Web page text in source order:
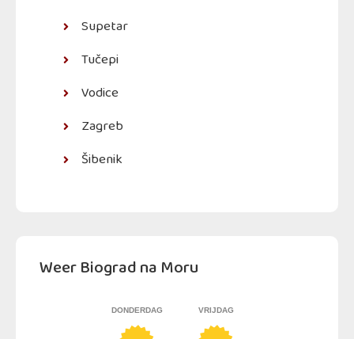
Supetar
Tučepi
Vodice
Zagreb
Šibenik
Weer Biograd na Moru